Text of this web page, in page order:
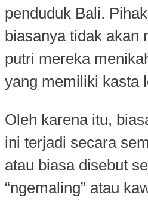
penduduk Bali.
biasanya tidak akan
putri mereka
yang memiliki kasta
Oleh karena itu,
ini terjadi secara
atau biasa disebut
“ngemaling” atau